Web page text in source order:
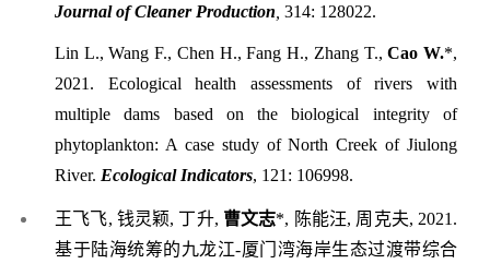
Journal of Cleaner Production 314: 128022.
Lin L., Wang F., Chen H., Fang H., Zhang T.,Cao W.*,
2021. Ecological health assessments of rivers with
multiple dams based on the biological integrity of
phytoplankton: A case study of North Creek of Jiulong
River. Ecological Indicators, 121: 106998.
王飞飞, 钱灵颖, 丁升, 曹文志*, 陈能汪, 周克夫, 2021.
基于陆海统筹的九龙江-厦门湾海岸生态过渡带综合